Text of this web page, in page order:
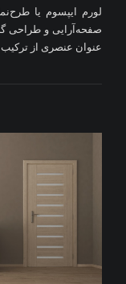
لورم ایپسوم یا
صفحه‌آرایی و طراحی
عنوان عنصری از ترکیب